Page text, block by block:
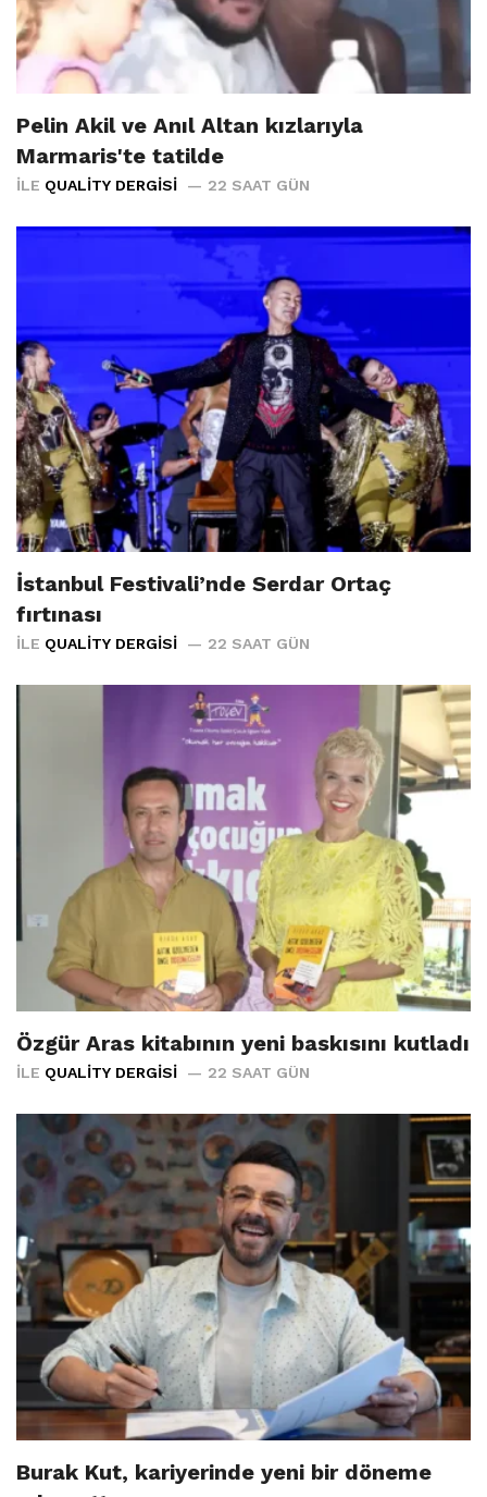
Pelin Akil ve Anıl Altan kızlarıyla
Marmaris'te tatilde
İLE QUALITY DERGISI 22 SAAT GÜN
İstanbul Festivali’nde Serdar Ortaç
fırtınası
İLE QUALITY DERGISI 22 SAAT GÜN
Özgür Aras kitabının yeni baskısını kutladı
İLE QUALITY DERGISI 22 SAAT GÜN
Burak Kut, kariyerinde yeni bir döneme